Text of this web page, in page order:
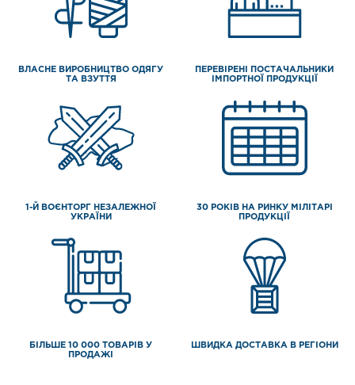
ВЛАСНЕ ВИРОБНИЦТВО ОДЯГУ
ТА ВЗУТТЯ
ПЕРЕВІРЕНІ ПОСТАЧАЛЬНИКИ
ІМПОРТНОЇ ПРОДУКЦІЇ
1-Й ВОЄНТОРГ НЕЗАЛЕЖНОЇ
УКРАЇНИ
30 РОКІВ НА РИНКУ МІЛІТАРІ
ПРОДУКЦІЇ
БІЛЬШЕ 10 000 ТОВАРІВ У
ПРОДАЖІ
ШВИДКА ДОСТАВКА В РЕГІОНИ